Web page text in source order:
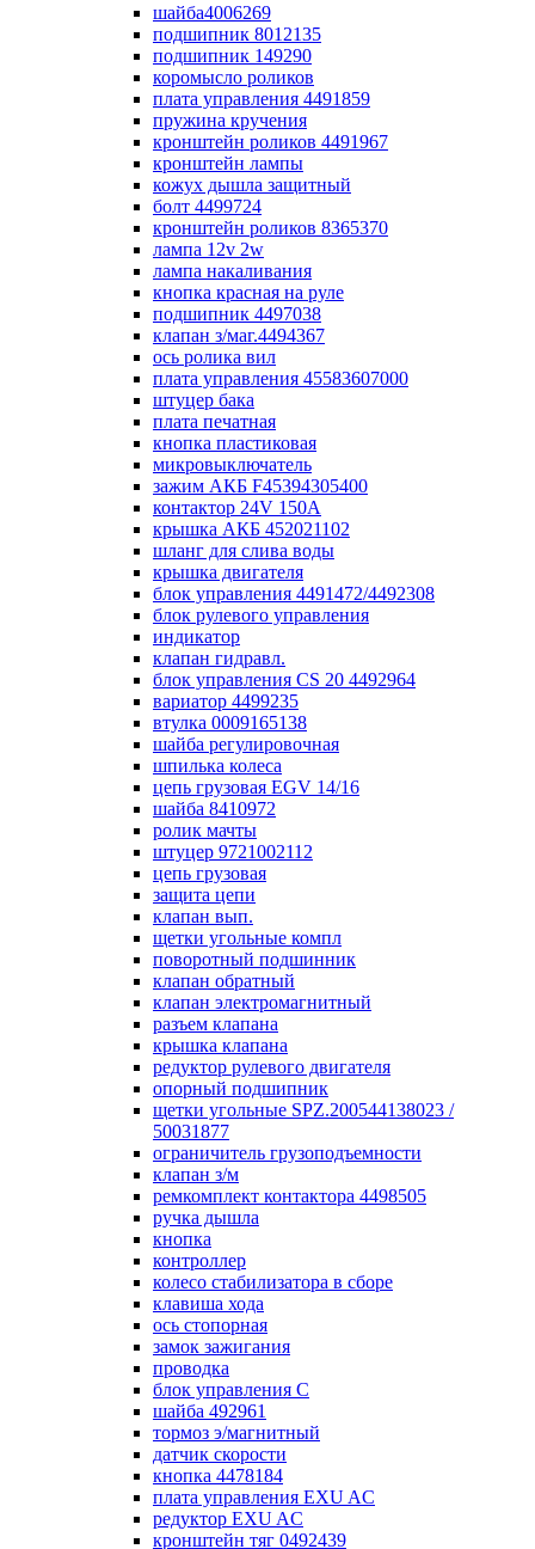
шайба4006269
подшипник 8012135
подшипник 149290
коромысло роликов
плата управления 4491859
пружина кручения
кронштейн роликов 4491967
кронштейн лампы
кожух дышла защитный
болт 4499724
кронштейн роликов 8365370
лампа 12v 2w
лампа накаливания
кнопка красная на руле
подшипник 4497038
клапан з/маг.4494367
ось ролика вил
плата управления 45583607000
штуцер бака
плата печатная
кнопка пластиковая
микровыключатель
зажим АКБ F45394305400
контактор 24V 150A
крышка АКБ 452021102
шланг для слива воды
крышка двигателя
блок управления 4491472/4492308
блок рулевого управления
индикатор
клапан гидравл.
блок управления СS 20 4492964
вариатор 4499235
втулка 0009165138
шайба регулировочная
шпилька колеса
цепь грузовая EGV 14/16
шайба 8410972
ролик мачты
штуцер 9721002112
цепь грузовая
защита цепи
клапан вып.
щетки угольные компл
поворотный подшинник
клапан обратный
клапан электромагнитный
разъем клапана
крышка клапана
редуктор рулевого двигателя
опорный подшипник
щетки угольные SPZ.200544138023 /
50031877
ограничитель грузоподъемности
клапан з/м
ремкомплект контактора 4498505
ручка дышла
кнопка
контроллер
колесо стабилизатора в сборе
клавиша хода
ось стопорная
замок зажигания
проводка
блок управления С
шайба 492961
тормоз э/магнитный
датчик скорости
кнопка 4478184
плата управления EXU AC
редуктор EXU AC
кронштейн тяг 0492439